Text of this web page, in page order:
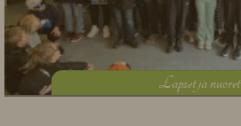
Lapset ja nuoret